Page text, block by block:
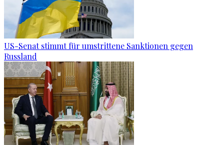
US-Senat stimmt für umstrittene Sanktionen gegen
Russland